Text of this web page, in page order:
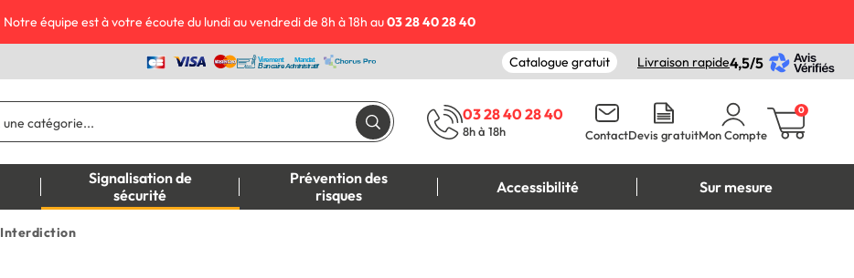
Notre équipe est à votre écoute du lundi au vendredi de 8h à 18h au03 28 40 28 40
Catalogue gratuit Livraison rapide4,5/5
03 28 40 28 40
8h à 18h ContactDevis gratuitMon Compte
0
Signalisation de
sécurité
Prévention des
risques
Accessibilité Sur mesure
Interdiction